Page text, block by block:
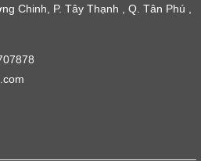
Chinh, P. Tây Thạnh , Q. Tân Phú ,